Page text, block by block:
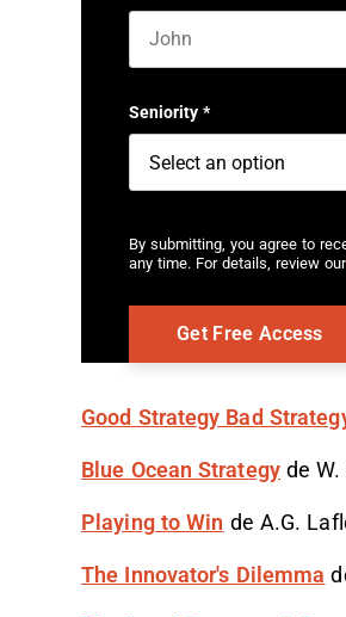
Seniority *
By submitting, you agree to
any time. For details, review our
Good Strategy Bad
Blue Ocean Strategyde W.
Playing to Win de A.G.
The Innovator's Dilemma